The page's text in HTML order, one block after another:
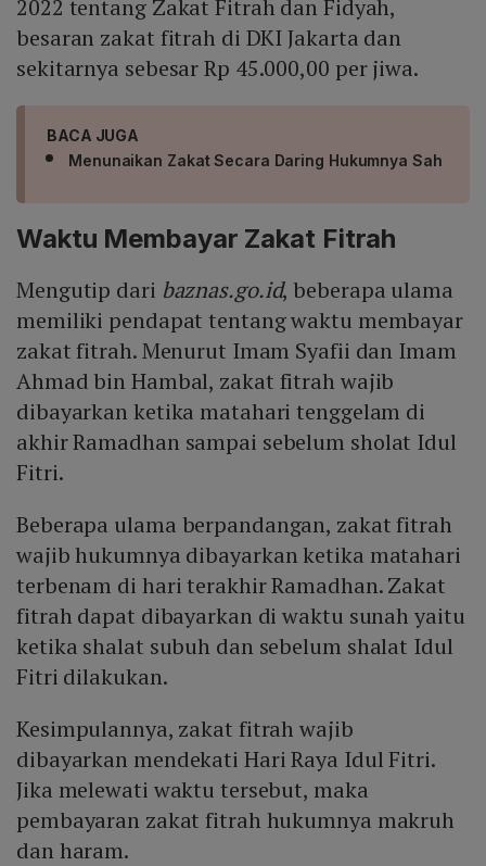
2022 tentang Zakat Fitrah dan Fidyah,
besaran zakat fitrah di DKI Jakarta dan
sekitarnya sebesar Rp 45.000,00 per jiwa.
BACA JUGA
Menunaikan Zakat Secara Daring Hukumnya Sah
Waktu Membayar Zakat Fitrah
Mengutip dari baznas.go.id, beberapa ulama
memiliki pendapat tentang waktu membayar
zakat fitrah. Menurut Imam Syafii dan Imam
Ahmad bin Hambal, zakat fitrah wajib
dibayarkan ketika matahari tenggelam di
akhir Ramadhan sampai sebelum sholat Idul
Fitri.
Beberapa ulama berpandangan, zakat fitrah
wajib hukumnya dibayarkan ketika matahari
terbenam di hari terakhir Ramadhan. Zakat
fitrah dapat dibayarkan di waktu sunah yaitu
ketika shalat subuh dan sebelum shalat Idul
Fitri dilakukan.
Kesimpulannya, zakat fitrah wajib
dibayarkan mendekati Hari Raya Idul Fitri.
Jika melewati waktu tersebut, maka
pembayaran zakat fitrah hukumnya makruh
dan haram.